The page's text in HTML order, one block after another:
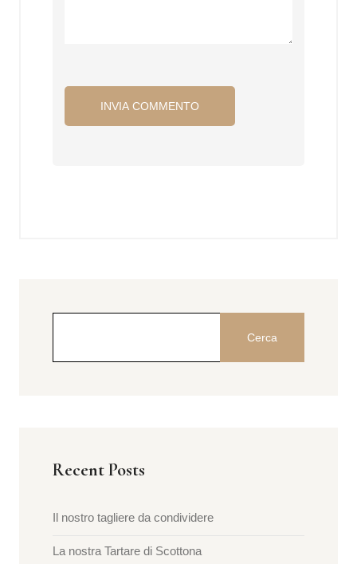
Cerca
Recent Posts
Il nostro tagliere da condividere
La nostra Tartare di Scottona